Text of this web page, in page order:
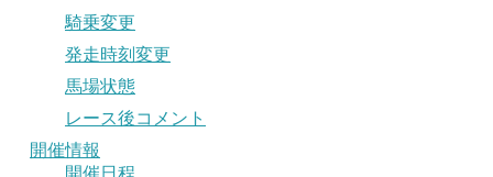
騎乗変更
発走時刻変更
馬場状態
レース後コメント
開催情報
開催日程